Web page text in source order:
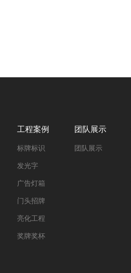
工程案例
标牌标识
发光字
广告灯箱
门头招牌
亮化工程
奖牌奖杯
团队展示
团队展示